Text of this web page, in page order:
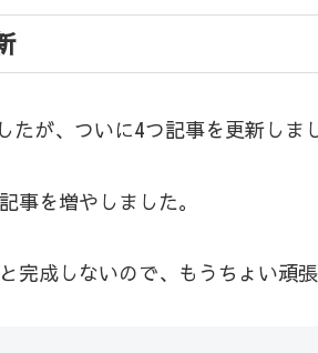
が、ついに4つ記事を更新しまし
事を増やしました。
完成しないので、もうちょい頑張